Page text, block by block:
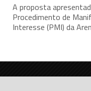
A proposta
Procedimento de
Interesse (PMI) da